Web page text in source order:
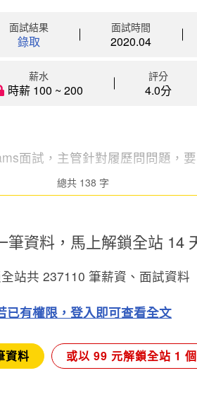
面試結果
錄取
面試時間
2020.04
薪水
時薪 100 ~ 200
評分
4.0分
面試，主管針對履歷問問題，
總共 138 字
筆資料，馬上解鎖全站 14
站共 237110 筆薪資、面試資料
已有權限，登入即可查看全文
資料 或以 99 元解鎖全站 1